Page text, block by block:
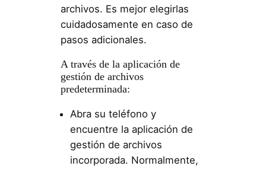
archivos. Es mejor elegirlas
cuidadosamente en caso de
pasos adicionales.
A través de la aplicación de
gestión de archivos
predeterminada:
Abra su teléfono y
encuentre la aplicación de
gestión de archivos
incorporada. Normalmente,